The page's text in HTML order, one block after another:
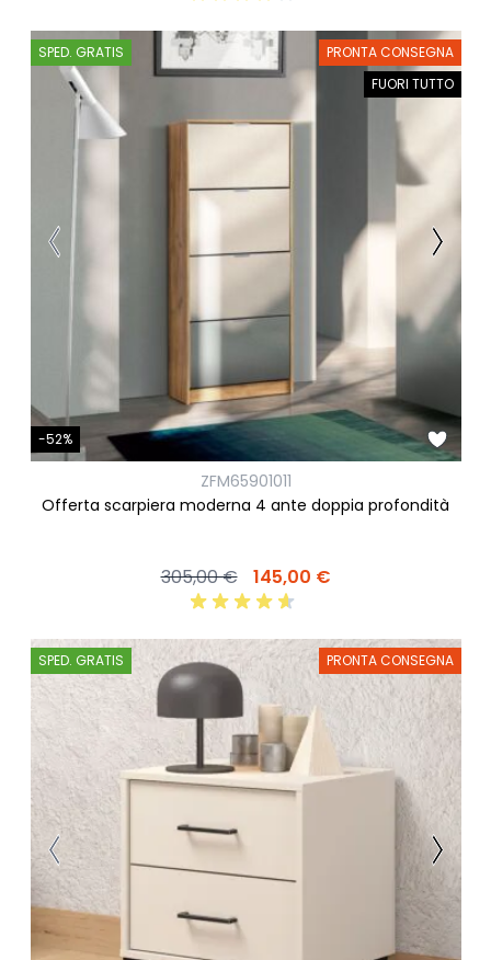
SPED. GRATIS
PRONTA CONSEGNA
FUORI TUTTO
-52%
ZFM65901011
Offerta scarpiera moderna 4 ante doppia profondità
305,00 € 145,00 €
SPED. GRATIS PRONTA CONSEGNA